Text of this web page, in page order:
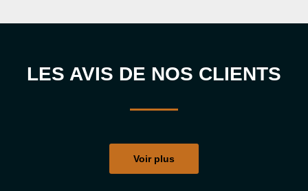
LES AVIS DE NOS CLIENTS
Voir plus